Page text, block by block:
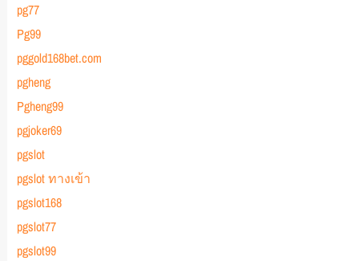
pg77
Pg99
pggold168bet.com
pgheng
Pgheng99
pgjoker69
pgslot
pgslot ทางเข้า
pgslot168
pgslot77
pgslot99